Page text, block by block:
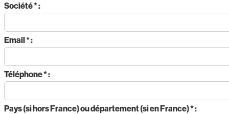
Société * :
Email * :
Téléphone * :
Pays (si hors France) ou département (si en France) * :